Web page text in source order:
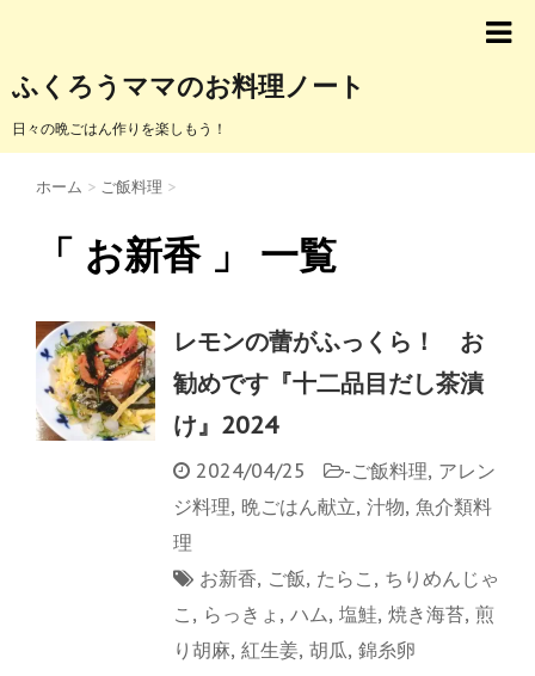
ふくろうママのお料理ノート
日々の晩ごはん作りを楽しもう！
ホーム > ご飯料理 >
「 お新香 」 一覧
レモンの蕾がふっくら！ お
勧めです『十二品目だし茶漬
け』2024
2024/04/25 -ご飯料理, アレン
ジ料理, 晩ごはん献立, 汁物, 魚介類料
理
お新香, ご飯, たらこ , ちりめんじゃ
こ , らっきょ , ハム, 塩鮭, 焼き海苔, 煎
り胡麻, 紅生姜, 胡瓜, 錦糸卵